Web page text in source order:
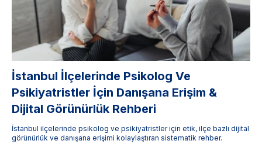
İstanbul İlçelerinde Psikolog Ve
Psikiyatristler İçin Danışana Erişim &
Dijital Görünürlük Rehberi
İstanbul ilçelerinde psikolog ve psikiyatristler için etik, ilçe bazlı dijital
görünürlük ve danışana erişimi kolaylaştıran sistematik rehber.